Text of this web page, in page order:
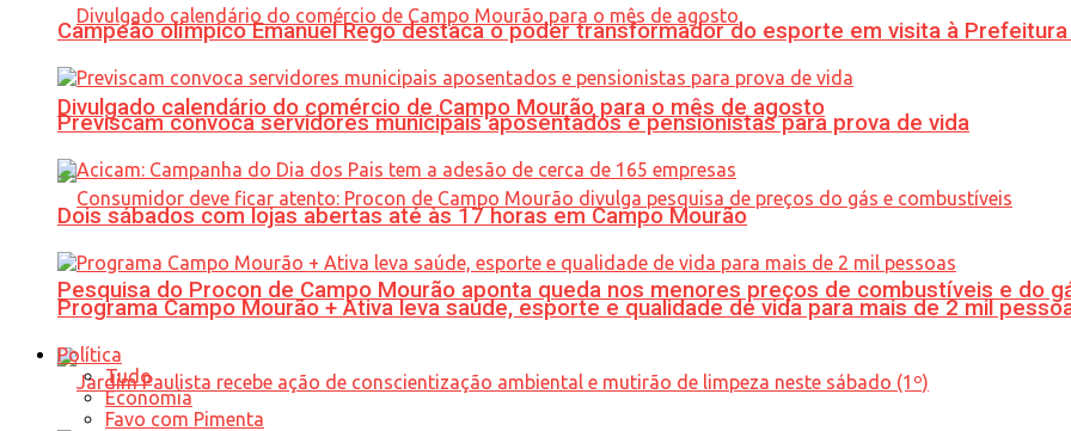
Divulgado calendário do comércio de Campo Mourão para o mês de agosto
Pesquisa do Procon de Campo Mourão aponta queda nos menores preços de combustíveis e do
Campeão olímpico Emanuel Rego destaca o poder transformador do esporte em visita à
Previscam convoca servidores municipais aposentados e pensionistas para prova de vida
Dois sábados com lojas abertas até às 17 horas em Campo Mourão
Programa Campo Mourão + Ativa leva saúde, esporte e qualidade de vida para mais de 2 mil
Política
Tudo
Economia
Favo com Pimenta